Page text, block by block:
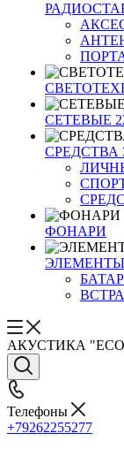
СЕТЕВЫЕ
СРЕДСТВА
ФОНАРИ
АКУСТИКА
Телефоны
+79262255277